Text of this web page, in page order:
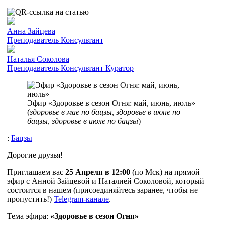
Анна Зайцева
Преподаватель Консультант
Наталья Соколова
Преподаватель Консультант Куратор
Эфир «Здоровье в сезон Огня: май, июнь, июль»
(здоровье в мае по бацзы, здоровье в июне по
бацзы, здоровье в июле по бацзы)
: Бацзы
Дорогие друзья!
Приглашаем вас 25 Апреля в 12:00 (по Мск) на прямой
эфир с Анной Зайцевой и Наталией Соколовой, который
состоится в нашем (присоединяйтесь заранее, чтобы не
пропустить!) Telegram-канале.
Тема эфира: «Здоровье в сезон Огня»